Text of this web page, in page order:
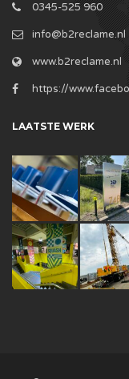
0345-525 960
info@b2reclame.nl
www.b2reclame.nl
https://
LAATSTE WERK